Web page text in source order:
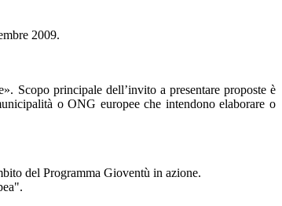
2009.
Scopo principale dell’invito a presentare proposte è
o ONG europee che intendono elaborare o
del Programma Gioventù in azione.